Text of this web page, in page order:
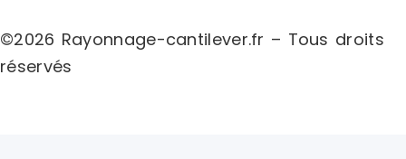
©2026 Rayonnage-cantilever.fr – Tous droits
réservés